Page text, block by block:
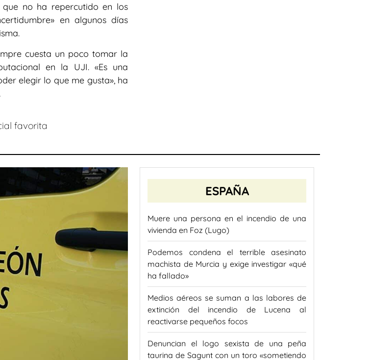
no ha repercutido en los
en algunos días
cuesta un poco tomar la
en la UJI. «Es una
elegir lo que me gusta», ha
favorita
ESPAÑA
Muere una persona en el incendio de una
vivienda en Foz (Lugo)
Podemos condena el terrible asesinato
machista de Murcia y exige investigar «qué
ha fallado»
Medios aéreos se suman a las labores de
extinción del incendio de Lucena al
reactivarse pequeños focos
Denuncian el logo sexista de una peña
taurina de Sagunt con un toro «sometiendo